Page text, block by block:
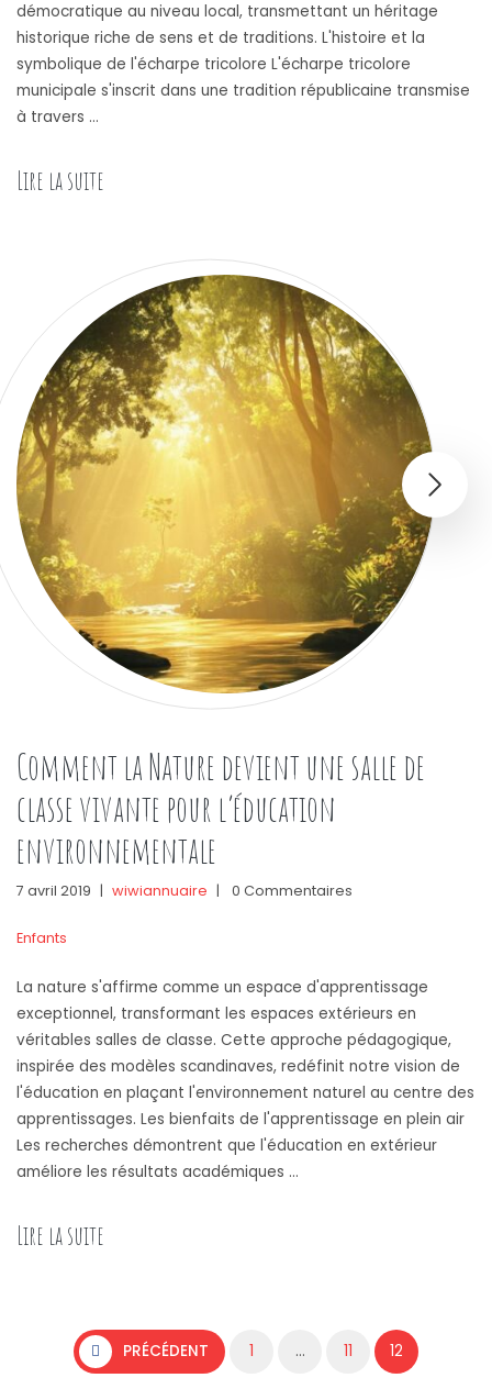
démocratique au niveau local, transmettant un héritage
historique riche de sens et de traditions. L'histoire et la
symbolique de l'écharpe tricolore L'écharpe tricolore
municipale s'inscrit dans une tradition républicaine transmise
à travers …
Lire la suite
Comment la Nature devient une salle de
classe vivante pour l’éducation
environnementale
7 avril 2019 | wiwiannuaire | 0 Commentaires
Enfants
La nature s'affirme comme un espace d'apprentissage
exceptionnel, transformant les espaces extérieurs en
véritables salles de classe. Cette approche pédagogique,
inspirée des modèles scandinaves, redéfinit notre vision de
l'éducation en plaçant l'environnement naturel au centre des
apprentissages. Les bienfaits de l'apprentissage en plein air
Les recherches démontrent que l'éducation en extérieur
améliore les résultats académiques …
Lire la suite
Pagination des publications
PRÉCÉDENT 1 … 11 12